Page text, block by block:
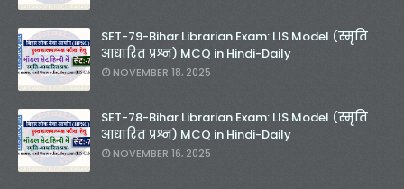
SET-79-Bihar Librarian Exam: LIS Model (स्मृति
आधारित प्रश्न) MCQ in Hindi-Daily
NOVEMBER 18, 2025
SET-78-Bihar Librarian Exam: LIS Model (स्मृति
आधारित प्रश्न) MCQ in Hindi-Daily
NOVEMBER 16, 2025